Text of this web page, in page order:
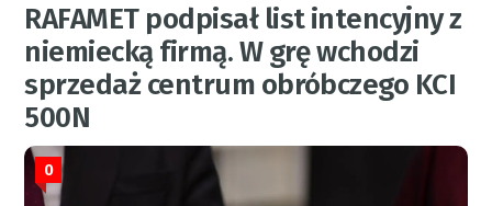
RAFAMET podpisał list intencyjny z
niemiecką firmą. W grę wchodzi
sprzedaż centrum obróbczego KCI
500N
0